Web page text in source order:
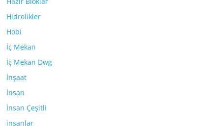
Hidrolikler
Hobi
İç Mekan
İç Mekan Dwg
İnşaat
İnsan
İnsan Çeşitli
insanlar